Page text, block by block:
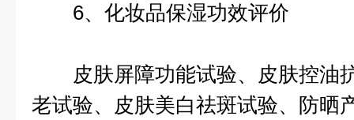
6、化妆品保湿功效评价
皮肤屏障功能试验、皮肤控油
老试验、皮肤美白祛斑试验、防晒